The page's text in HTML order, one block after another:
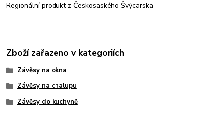
Regionální produkt z Českosaského Švýcarska
Zboží zařazeno v kategoriích
Závěsy na okna
Závěsy na chalupu
Závěsy do kuchyně